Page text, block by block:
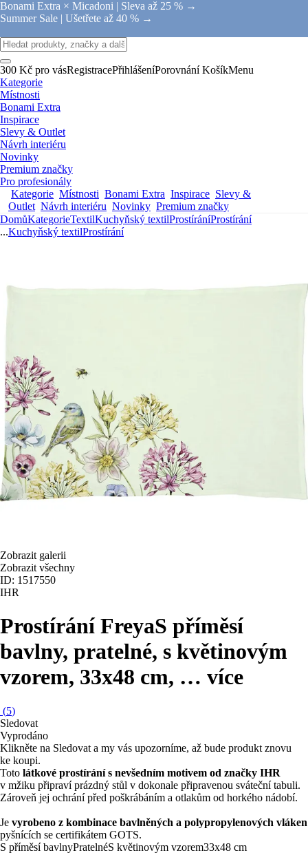
Bonami Extra × Micadoni | Sleva až 25 % →
Summer Sale | Ušetřete až 40 % →
300 Kč pro vásRegistracePřihlášeníPorovnání KošíkMenu
Kategorie
Místnosti
Bonami Extra
Inspirace
Slevy & Outlet
Návrh interiéru
Novinky
Premium značky
Pro profesionály
Kategorie Místnosti Bonami Extra Inspirace Slevy &
Outlet Návrh interiéru Novinky Premium značky
DomůKategorieTextilKuchyňský textilProstíráníProstírání
...Kuchyňský textilProstírání
Zobrazit galerii
Zobrazit všechny
ID: 1517550
IHR
Prostírání FreyaS příměsí
bavlny, pratelné, s květinovým
vzorem, 33x48 cm, … více
(5)
Sledovat
Vyprodáno
Klikněte na Sledovat a my vás upozorníme, až bude produkt znovu
ke koupi.
Toto látkové prostírání s nevšedním motivem od značky IHR
v mžiku připraví prázdný stůl v dokonale připravenou sváteční tabuli.
Zároveň jej ochrání před poškrábáním a otlakům od horkého nádobí.
Je vyrobeno z kombinace bavlněných a polypropylenových vláken
pyšnících se certifikátem GOTS.
S příměsí bavlnyPratelnéS květinovým vzorem33x48 cm